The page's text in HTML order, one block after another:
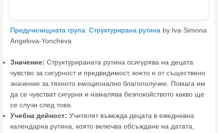
Предучилищната група: Структурирана рутина by Iva-Simona
Angelova-Yoncheva
Значение:Структурираната рутина осигурява на децата
чувство за сигурност и предвидимост, което е от съществено
значение за тяхното емоционално благополучие. Помага им
да се чувстват сигурни и намалява безпокойството какво ще
се случи след това.
Учебна дейност:Учителят въвежда децата в ежедневна
календарна рутина, която включва обсъждане на датата,